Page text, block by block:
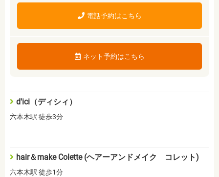
電話予約はこちら
ネット予約はこちら
d'ici（ディシィ）
六本木駅 徒歩3分
hair＆make Colette (ヘアーアンドメイク コレット)
六本木駅 徒歩1分